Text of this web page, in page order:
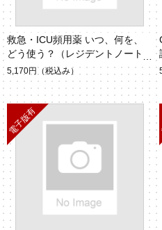
救急・ICU頻用薬 いつ、何を、
どう使う？（レジデントノート V
ol.26 No.17）
5,170円 （税込み）